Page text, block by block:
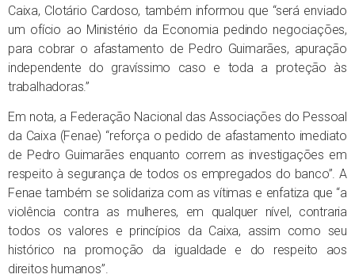
Caixa, Clotário Cardoso, também informou que “será enviado
um ofício ao Ministério da Economia pedindo negociações,
para cobrar o afastamento de Pedro Guimarães, apuração
independente do gravíssimo caso e toda a proteção às
trabalhadoras.”
Em nota, a Federação Nacional das Associações do Pessoal
da Caixa (Fenae) “reforça o pedido de afastamento imediato
de Pedro Guimarães enquanto correm as investigações em
respeito à segurança de todos os empregados do banco”. A
Fenae também se solidariza com as vítimas e enfatiza que “a
violência contra as mulheres, em qualquer nível, contraria
todos os valores e princípios da Caixa, assim como seu
histórico na promoção da igualdade e do respeito aos
direitos humanos”.